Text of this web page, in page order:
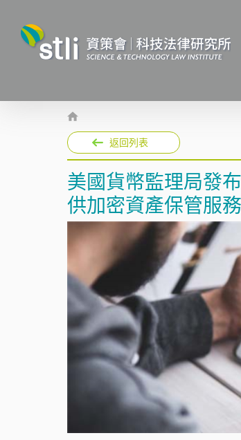
返回列表
美國貨幣監理局發
供加密資產保管服務